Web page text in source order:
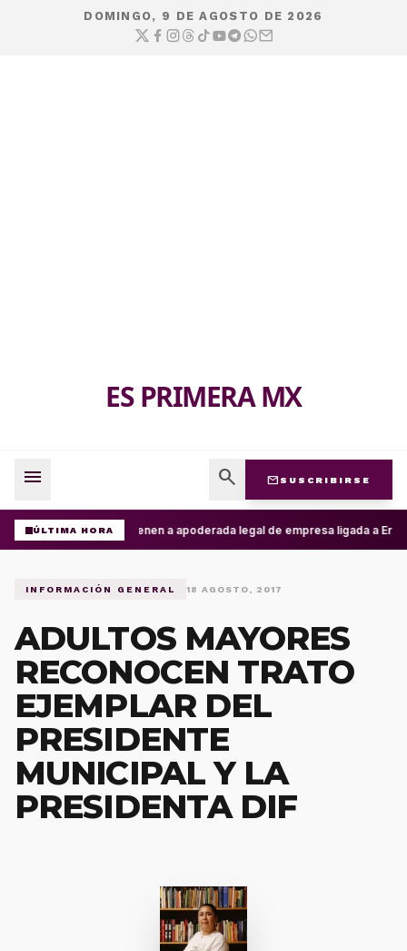
DOMINGO, 9 DE AGOSTO DE 2026
ES PRIMERA MX
menu search mail SUSCRIBIRSE
ÚLTIMA HORA Detienen a apoderada legal de empresa ligada a
INFORMACIÓN GENERAL 18 AGOSTO, 2017
ADULTOS MAYORES
RECONOCEN TRATO
EJEMPLAR DEL
PRESIDENTE
MUNICIPAL Y LA
PRESIDENTA DIF